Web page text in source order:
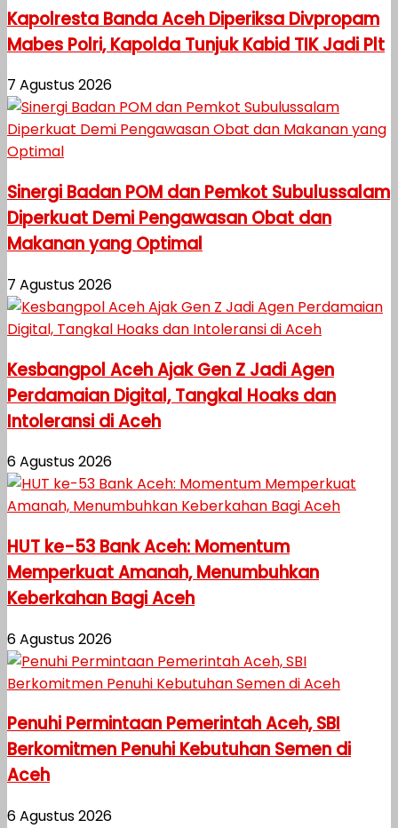
Kapolresta Banda Aceh Diperiksa Divpropam
Mabes Polri, Kapolda Tunjuk Kabid TIK Jadi Plt
7 Agustus 2026
Sinergi Badan POM dan Pemkot Subulussalam
Diperkuat Demi Pengawasan Obat dan
Makanan yang Optimal
7 Agustus 2026
Kesbangpol Aceh Ajak Gen Z Jadi Agen
Perdamaian Digital, Tangkal Hoaks dan
Intoleransi di Aceh
6 Agustus 2026
HUT ke-53 Bank Aceh: Momentum
Memperkuat Amanah, Menumbuhkan
Keberkahan Bagi Aceh
6 Agustus 2026
Penuhi Permintaan Pemerintah Aceh, SBI
Berkomitmen Penuhi Kebutuhan Semen di
Aceh
6 Agustus 2026